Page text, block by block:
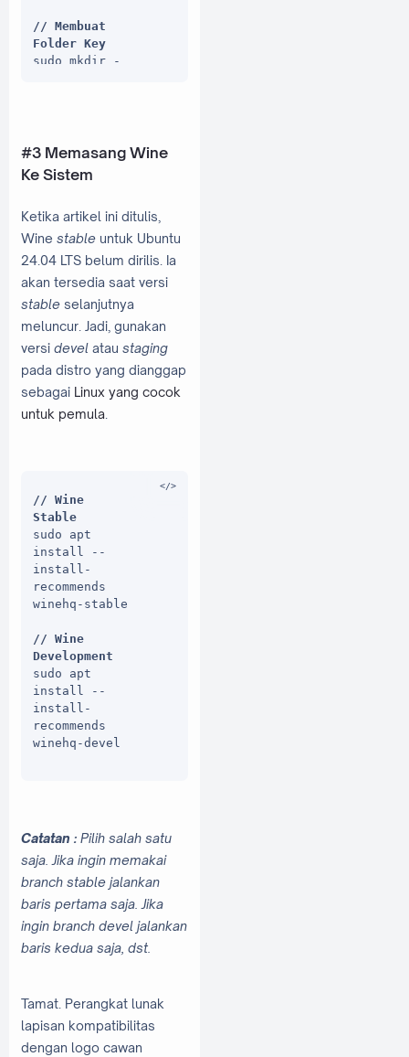
// Membuat
Folder Key
sudo mkdir -
// Unduh
Key
/etc/apt/keyr
ings/winehq-
archive.key
https://dl.wi
nehq.org/wine
-
builds/winehq
// Update
Package Cache
sudo apt
update
#3 Memasang Wine
Ke Sistem
Ketika artikel ini ditulis,
Wine stable untuk Ubuntu
24.04 LTS belum dirilis. Ia
akan tersedia saat versi
stable selanjutnya
meluncur. Jadi, gunakan
versi devel atau staging
pada distro yang dianggap
sebagai Linux yang cocok
untuk pemula
// Wine
Stable
sudo apt
install --
install-
recommends
winehq-stable
// Wine
Development
sudo apt
install --
install-
recommends
winehq-devel
install-
recommends
winehq-
staging
Catatan : Pilih salah satu
saja. Jika ingin memakai
branch stable jalankan
baris pertama saja. Jika
ingin branch devel jalankan
baris kedua saja, dst.
Tamat. Perangkat lunak
lapisan kompatibilitas
dengan logo cawan